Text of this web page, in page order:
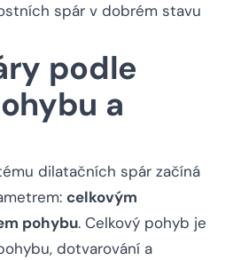
spár v dobrém stavu
podle
a
dilatačních spár začíná
celkovým
pohybu. Celkový pohyb je
dotvarování a